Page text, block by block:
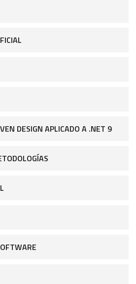
DESIGN APLICADO A .NET 9